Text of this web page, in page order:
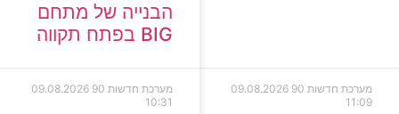
מערכת חדשות 90
09.08.2026
11:09
הבנייה של מתחם
BIG בפתח תקווה
מערכת חדשות 90
09.08.2026
10:31